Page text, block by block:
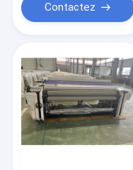
Contactez